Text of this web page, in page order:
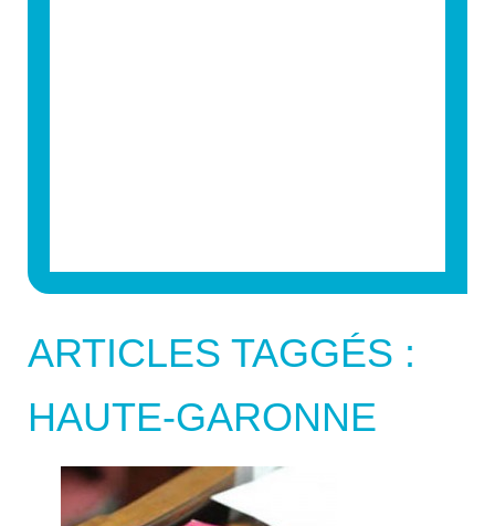
ARTICLES TAGGÉS :
HAUTE-GARONNE